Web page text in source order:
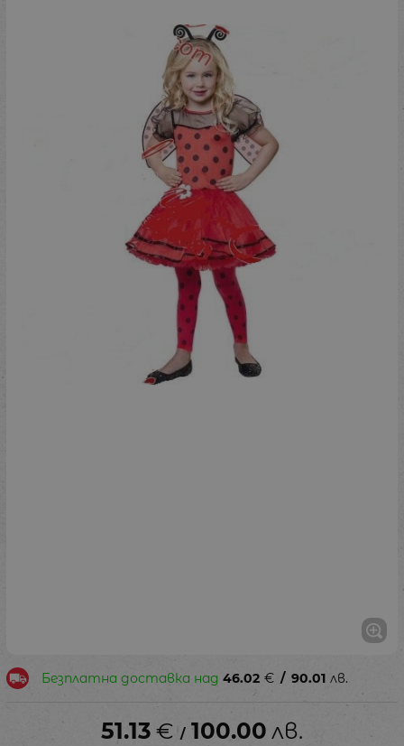
Безплатна доставка над 46.02 € / 90.01 лв.
51.13 € / 100.00 лв.